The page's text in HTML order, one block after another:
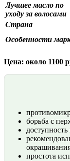
Лучшее масло по
уходу за волосами
Страна
Особенности
Цена: около 1100
борьба с
доступность
простота